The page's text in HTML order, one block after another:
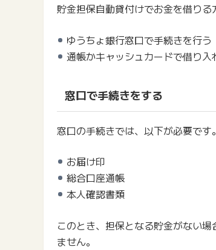
貯金担保自動貸付けでお金を借りる
ゆうちょ銀行窓口で手続きを行う
通帳かキャッシュカードで借り入
窓口で手続きをする
窓口の手続きでは、以下が必要です。
お届け印
総合口座通帳
本人確認書類
このとき、担保となる貯金がない
ません。